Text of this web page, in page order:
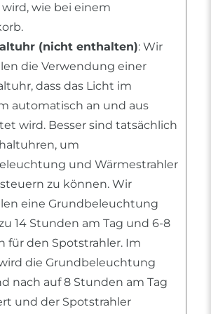
wie bei einem
(nicht enthalten): Wir
die Verwendung einer
dass das Licht im
automatisch an und aus
wird. Besser sind tatsächlich
um
und Wärmestrahler
zu können. Wir
eine Grundbeleuchtung
14 Stunden am Tag und 6-8
für den Spotstrahler. Im
die Grundbeleuchtung
nach auf 8 Stunden am Tag
und der Spotstrahler